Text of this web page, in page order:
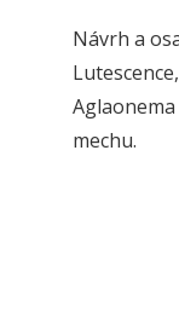
Návrh a
mechu.